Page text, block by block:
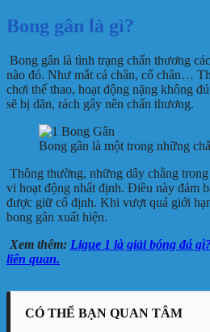
Bong gân là gì?
Bong gân là tình trạng chấn thương
nào đó. Như mắt cá chân, cổ chân…
chơi thể thao, hoạt động nặng không
sẽ bị dãn, rách gây nên chấn thương.
Bong gân là một trong những
Thông thường, những dây chằng
vi hoạt động nhất định. Điều này đảm
được giữ cố định. Khi vượt quá giới
bong gân xuất hiện.
Xem thêm: Ligue 1 là giải bóng đá
liên quan.
CÓ THỂ BẠN QUAN TÂM